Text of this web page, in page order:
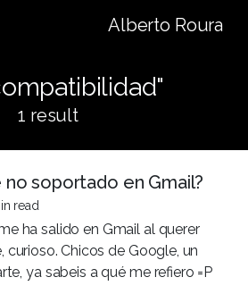
Alberto Roura
1 result
soportado en Gmail?
read
ha salido en Gmail al querer
Chicos de Google, un
ya sabeis a qué me refiero =P